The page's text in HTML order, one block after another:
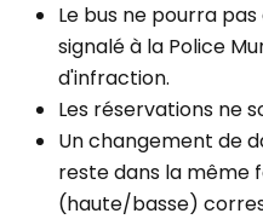
Le bus ne pourra
signalé à la Police
d'infraction.
Les réservations ne
Un changement de
reste dans la même
(haute/basse)